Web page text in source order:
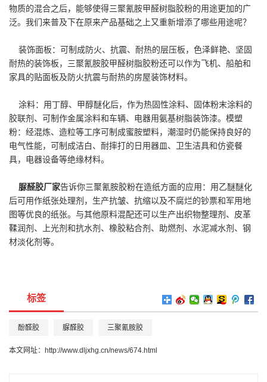
物质的混合之后，能够使得三聚氰胺甲醛树脂胶粉的用途更加的广
泛。我们来普及下在原来产品基础之上又重新增添了哪些用途呢？
装饰面板：可制成防火、抗震、耐热的层压板，色泽鲜艳、坚固
耐热的装饰板，三聚氰胺胶甲醛树脂胶粉还可以作为飞机、船舶和
家具的贴面板及防火抗震与耐热的房屋装饰材料。
涂料：用丁醇、甲醇醚化后，作为热固性涂料、固体粉末涂料的
胶联剂、可制作金属涂料和车辆、电器用氨基树脂装饰漆。模塑
粉：经混炼、造粒等工序可制成蜜胺塑料，潮湿时仍能保持良好的
电气性能，可制成洁白、耐摔打的日用器皿、卫生洁具和仿瓷餐
具，电器设备等绝缘材料。
脲醛胶厂家告诉你三聚氰胺胶粉在造纸方面的应用：用乙醚醚化
后可用作纸张处理剂，生产抗皱、抗缩以及不腐烂的钞票和军用地
图等优良的纸张。与其他原料混配还可以生产出织物整理剂、皮革
鞣润剂、上光剂和抗水剂、橡胶粘合剂、助燃剂、水泥减水剂、钢
材淡化剂等。
标签
酚醛胶 脲醛胶 三聚氰胺胶
本文网址： http://www.dljxhg.cn/news/674.html